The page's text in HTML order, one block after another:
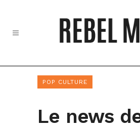
POP CULTURE
Le news